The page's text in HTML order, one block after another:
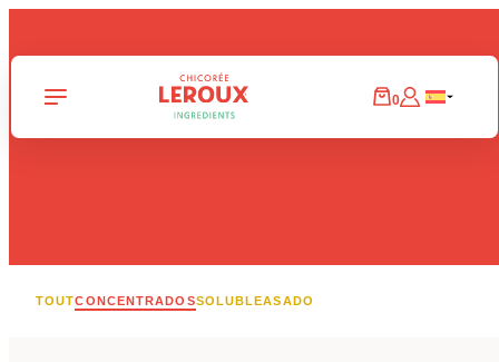
0
TOUTCONCENTRADOSSOLUBLEASADO
Panneau de gestion des cookies